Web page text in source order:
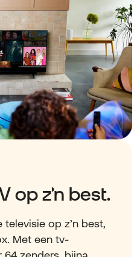
op z’n best.
op z’n best,
Met een tv-